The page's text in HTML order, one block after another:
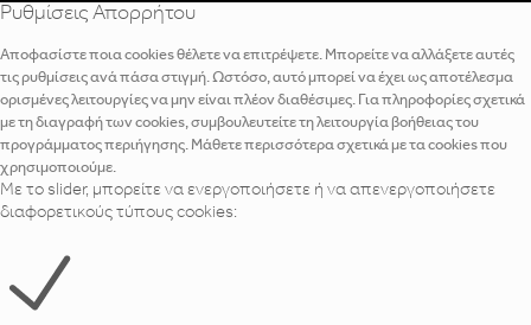
Ρυθμίσεις Απορρήτου
Αποφασίστε ποια cookies θέλετε να επιτρέψετε. Μπορείτε να αλλάξετε αυτές
τις ρυθμίσεις ανά πάσα στιγμή. Ωστόσο, αυτό μπορεί να έχει ως αποτέλεσμα
ορισμένες λειτουργίες να μην είναι πλέον διαθέσιμες. Για πληροφορίες σχετικά
με τη διαγραφή των cookies, συμβουλευτείτε τη λειτουργία βοήθειας του
προγράμματος περιήγησης. Μάθετε περισσότερα σχετικά με τα cookies που
χρησιμοποιούμε.
Με το slider, μπορείτε να ενεργοποιήσετε ή να απενεργοποιήσετε
διαφορετικούς τύπους cookies: